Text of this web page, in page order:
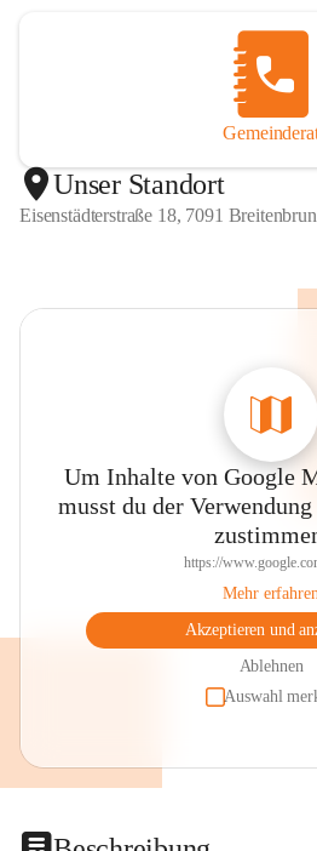
Unser Standort
Eisenstädterstraße 18, 7091
Um Inhalte von Google
musst du der
https://
Mehr
Akzeptieren und
Ablehnen
Auswahl